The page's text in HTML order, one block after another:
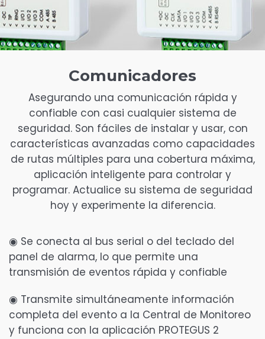
Comunicadores
Asegurando una comunicación rápida y
confiable con casi cualquier sistema de
seguridad. Son fáciles de instalar y usar, con
características avanzadas como capacidades
de rutas múltiples para una cobertura máxima,
aplicación inteligente para controlar y
programar. Actualice su sistema de seguridad
hoy y experimente la diferencia.
◉ Se conecta al bus serial o del teclado del
panel de alarma, lo que permite una
transmisión de eventos rápida y confiable
◉ Transmite simultáneamente información
completa del evento a la Central de Monitoreo
y funciona con la aplicación PROTEGUS 2